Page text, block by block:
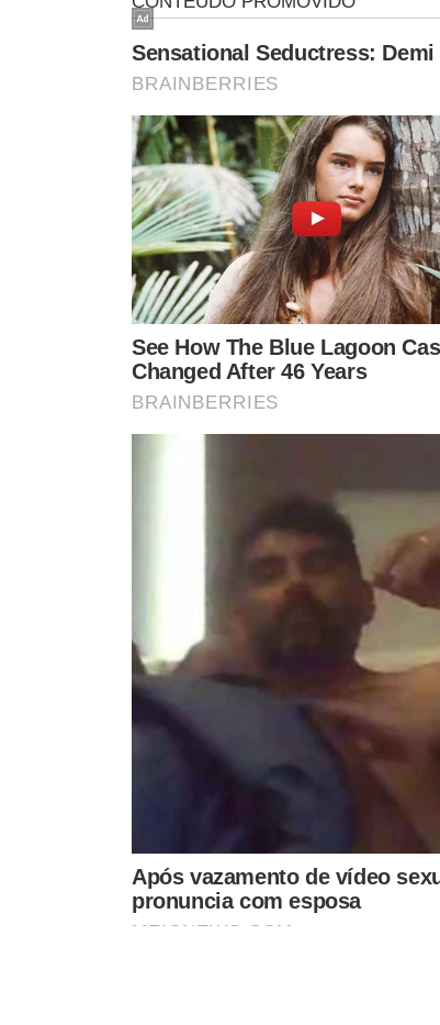
ERA DONO DE UM BAR
Empresário é morto com pelo
menos 20 tiros na zona norte
do Rio de Janeiro
RIO DE
Militar
preso
anos
suspeito de estuprar criança
de cinco anos em Teresina
JOGADOS NO RIO
Os corpos dos dois adolescentes mortos foram
domingo (9) por agentes do Corpo de
Uma das vítimas foi identificada como Arthur da
envolvimento com o crime. A identidade do
reportagem.
Os corpos foram levados para o Instituto Médico
Delegacia de Polícia, no Centro de Campos dos